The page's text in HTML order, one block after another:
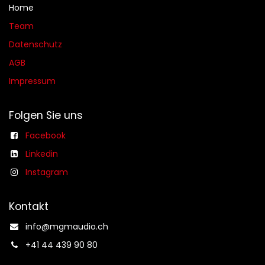
Home
Team
Datenschutz
AGB​​
Impressum
Folgen Sie uns
Facebook
Linkedin
Instagram
Kontakt
info@mgmaudio.ch​
+41 44 439 90 80